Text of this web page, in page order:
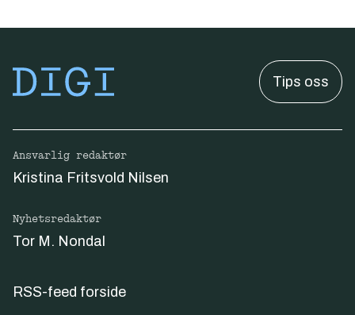
Tips oss
Ansvarlig redaktør
Kristina Fritsvold Nilsen
Nyhetsredaktør
Tor M. Nondal
RSS-feed forside